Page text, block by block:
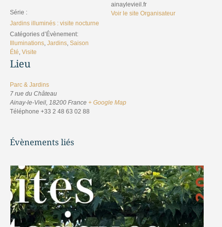
Série :
Jardins illuminés : visite nocturne
Catégories d’Évènement:
Illuminations Jardins Saison
Été Visite
Lieu
Parc & Jardins
7 rue du Château
Ainay-le-Vieil 18200 France + Google Map
Téléphone +33 2 48 63 02 88
ainaylevieil.fr
Voir le site Organisateur
Évènements liés